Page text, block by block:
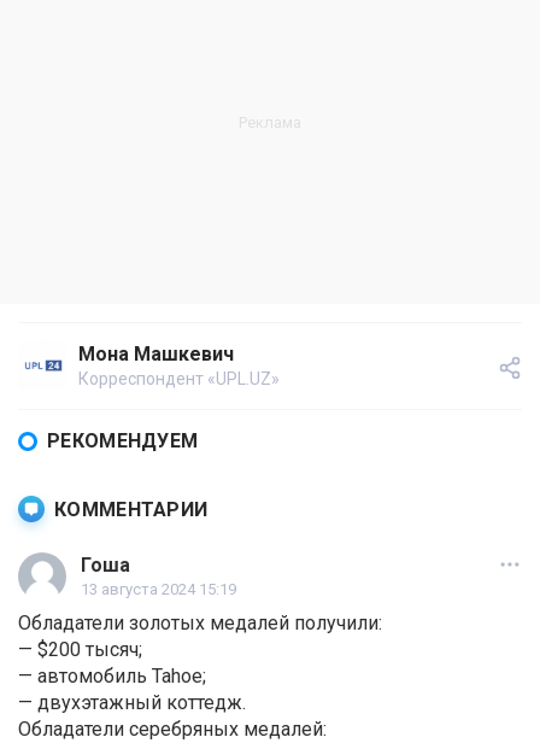
Мона Машкевич
Корреспондент «UPL.UZ»
РЕКОМЕНДУЕМ
КОММЕНТАРИИ
Гоша
13 августа 2024 15:19
Обладатели золотых медалей получили:
— $200 тысяч;
— автомобиль Tahoe;
— двухэтажный коттедж.
Обладатели серебряных медалей: